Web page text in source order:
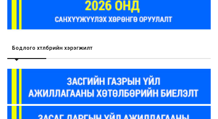
Бодлого хөтөлбөрийн хэрэгжилт